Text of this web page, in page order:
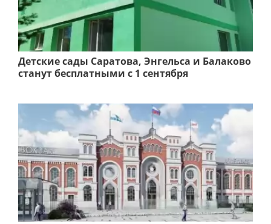
Детские сады Саратова, Энгельса и Балаково
станут бесплатными с 1 сентября